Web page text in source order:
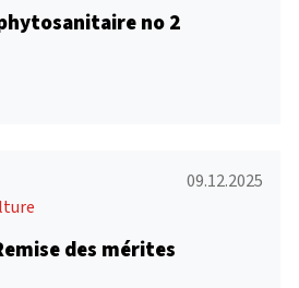
no 2
09.12.2025
des mérites